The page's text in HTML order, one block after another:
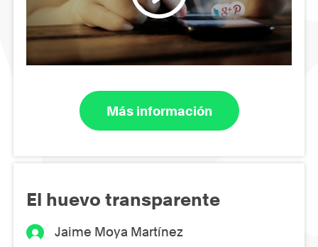
Más información
El huevo transparente
Jaime Moya Martínez